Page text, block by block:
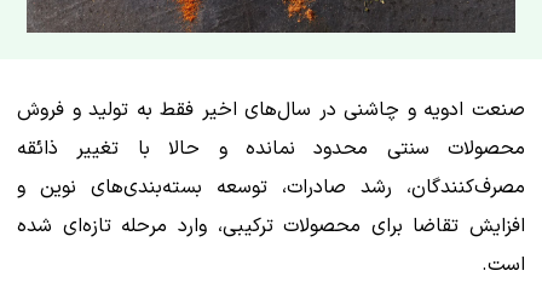
صنعت ادویه و چاشنی در سال‌های اخیر فقط به تولید و فروش
محصولات سنتی محدود نمانده و حالا با تغییر ذائقه
مصرف‌کنندگان، رشد صادرات، توسعه بسته‌بندی‌های نوین و
افزایش تقاضا برای محصولات ترکیبی، وارد مرحله تازه‌ای شده
است.